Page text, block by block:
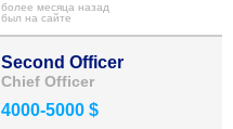
более месяца назад
был на сайте
Second Officer
Chief Officer
4000-5000 $